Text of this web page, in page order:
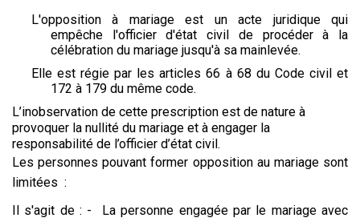
L'opposition à mariage est un acte juridique qui
empêche l'officier d'état civil de procéder à la
célébration du mariage jusqu'à sa mainlevée.
Elle est régie par les articles 66 à 68 du Code civil et
172 à 179 du même code.
L’inobservation de cette prescription est de nature à
provoquer la nullité du mariage et à engager la
responsabilité de l’officier d’état civil.
Les personnes pouvant former opposition au mariage sont
limitées :
Il s'agit de : - La personne engagée par le mariage avec